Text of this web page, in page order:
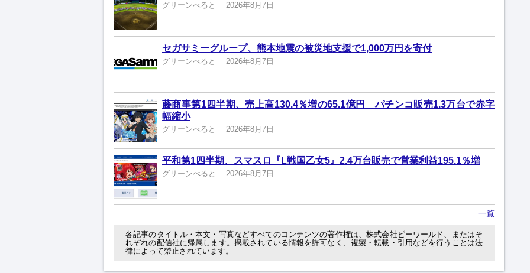
グリーンべると 2026年8月7日
セガサミーグループ、熊本地震の被災地支援で1,000万円を寄付
グリーンべると 2026年8月7日
藤商事第1四半期、売上高130.4％増の65.1億円 パチンコ販売1.3万台で赤字
幅縮小
グリーンべると 2026年8月7日
平和第1四半期、スマスロ『L戦国乙女5』2.4万台販売で営業利益195.1％増
グリーンべると 2026年8月7日
一覧
各記事のタイトル・本文・写真などすべてのコンテンツの著作権は、株式会社ピーワールド、またはそ
れぞれの配信社に帰属します。掲載されている情報を許可なく、複製・転載・引用などを行うことは法
律によって禁止されています。